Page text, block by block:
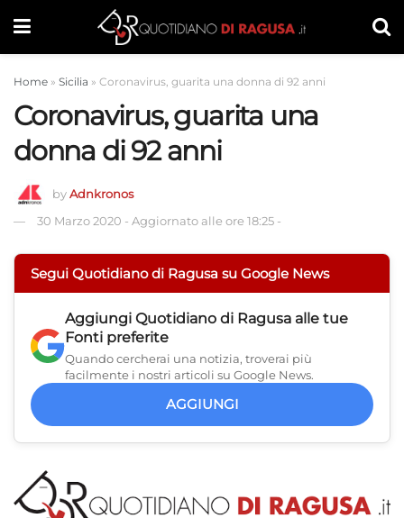
Home » Sicilia » Coronavirus, guarita una donna di 92 anni
Coronavirus, guarita una
donna di 92 anni
byAdnkronos
30 Marzo 2020 - Aggiornato alle ore 18:25 -
Segui Quotidiano di Ragusa su Google News
Aggiungi Quotidiano di Ragusa alle tue
Fonti preferite
Quando cercherai una notizia, troverai più
facilmente i nostri articoli su Google News.
AGGIUNGI